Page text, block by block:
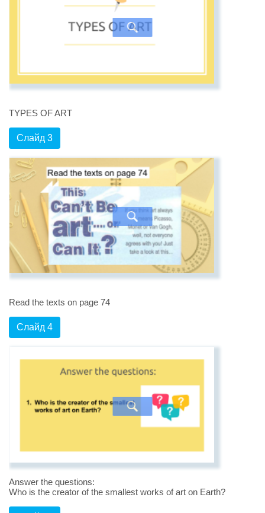
TYPES OF ART
Слайд 3
Read the texts on page 74
Слайд 4
Answer the questions:
Who is the creator of the smallest works of art on Earth?